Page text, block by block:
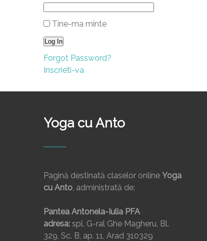
Tine-ma minte
Forgot Password?
Inscrieti-va
Yoga cu Anto
Pagină destinată claselor online Yoga
cu Anto, administrată de:
Pantea Antonela-Iulia PFA
adresa: spl. G-ral Ghe Magheru, Bl.
329, Sc. B, ap. 11, Arad 310329